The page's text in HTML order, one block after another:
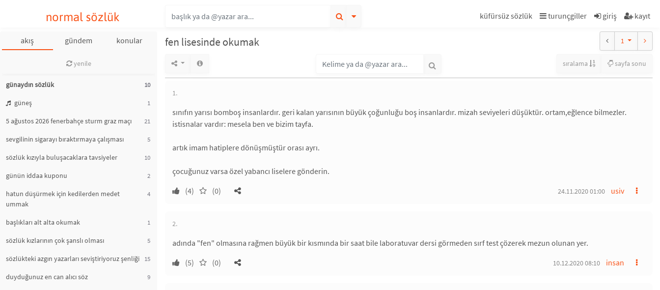
normal sözlük küfürsüz sözlük turunçgiller giriş kayıt
akış gündem konular
yenile
günaydın sözlük 10
güneş 1
5 ağustos 2026 fenerbahçe sturm graz maçı 21
sevgilinin sigarayı bıraktırmaya çalışması 5
sözlük kızıyla buluşacaklara tavsiyeler 10
günün iddaa kuponu 2
hatun düşürmek için kedilerden medet
ummak
4
başlıkları alt alta okumak 1
sözlük kızlarının çok şanslı olması 5
sözlükteki azgın yazarları seviştiriyoruz şenliği 15
duyduğunuz en can alıcı söz 9
fen lisesinde okumak 1
sıralama sayfa sonu
1.
sınıfın yarısı bomboş insanlardır. geri kalan yarısının büyük çoğunluğu boş insanlardır. mizah seviyeleri düşüktür. ortam,eğlence bilmezler.
istisnalar vardır: mesela ben ve bizim tayfa.
artık imam hatiplere dönüşmüştür orası ayrı.
çocuğunuz varsa özel yabancı liselere gönderin.
(4)
(0) usiv
24.11.2020 01:00
2.
adında "fen" olmasına rağmen büyük bir kısmında bir saat bile laboratuvar dersi görmeden sırf test çözerek mezun olunan yer.
(5)
(0) insan
10.12.2020 08:10